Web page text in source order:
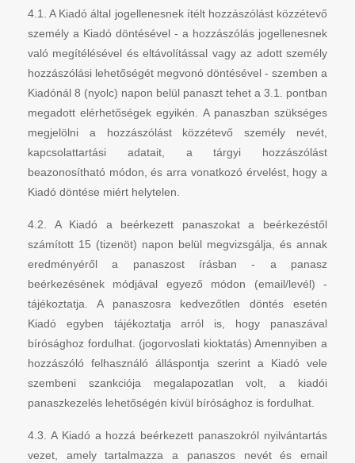
4.1. A Kiadó által jogellenesnek ítélt hozzászólást közzétevő
személy a Kiadó döntésével - a hozzászólás jogellenesnek
való megítélésével és eltávolítással vagy az adott személy
hozzászólási lehetőségét megvonó döntésével - szemben a
Kiadónál 8 (nyolc) napon belül panaszt tehet a 3.1. pontban
megadott elérhetőségek egyikén. A panaszban szükséges
megjelölni a hozzászólást közzétevő személy nevét,
kapcsolattartási adatait, a tárgyi hozzászólást
beazonosítható módon, és arra vonatkozó érvelést, hogy a
Kiadó döntése miért helytelen.
4.2. A Kiadó a beérkezett panaszokat a beérkezéstől
számított 15 (tizenöt) napon belül megvizsgálja, és annak
eredményéről a panaszost írásban - a panasz
beérkezésének módjával egyező módon (email/levél) -
tájékoztatja. A panaszosra kedvezőtlen döntés esetén
Kiadó egyben tájékoztatja arról is, hogy panaszával
bírósághoz fordulhat. (jogorvoslati kioktatás) Amennyiben a
hozzászóló felhasználó álláspontja szerint a Kiadó vele
szembeni szankciója megalapozatlan volt, a kiadói
panaszkezelés lehetőségén kívül bírósághoz is fordulhat.
4.3. A Kiadó a hozzá beérkezett panaszokról nyilvántartás
vezet, amely tartalmazza a panaszos nevét és email